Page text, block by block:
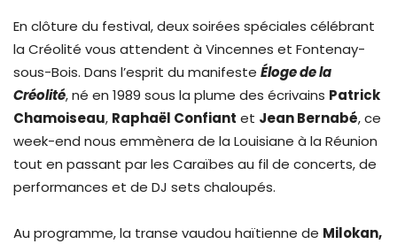
En clôture du festival, deux soirées spéciales célébrant
la Créolité vous attendent à Vincennes et Fontenay-
sous-Bois. Dans l’esprit du manifeste Éloge de la
Créolité, né en 1989 sous la plume des écrivains Patrick
Chamoiseau, Raphaël Confiant et Jean Bernabé, ce
week-end nous emmènera de la Louisiane à la Réunion
tout en passant par les Caraïbes au fil de concerts, de
performances et de DJ sets chaloupés.
Au programme, la transe vaudou haïtienne de Milokan,